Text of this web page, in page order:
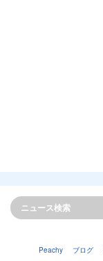
Peachy ブログ